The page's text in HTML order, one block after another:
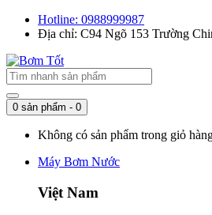
Hotline: 0988999987
Địa chỉ: C94 Ngõ 153 Trường
0 sản phẩm - 0
Không có sản phẩm trong giỏ
Máy Bơm Nước
Việt Nam